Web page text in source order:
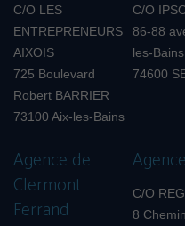
C/O LES
ENTREPRENEURS
AIXOIS
725 Boulevard
Robert BARRIER
73100 Aix-les-Bains
C/O
86-88
les-Bains
74600
Agence de
Clermont
Ferrand
C/O
8